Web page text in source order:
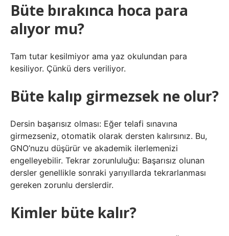
Büte bırakınca hoca para
alıyor mu?
Tam tutar kesilmiyor ama yaz okulundan para
kesiliyor. Çünkü ders veriliyor.
Büte kalıp girmezsek ne olur?
Dersin başarısız olması: Eğer telafi sınavına
girmezseniz, otomatik olarak dersten kalırsınız. Bu,
GNO’nuzu düşürür ve akademik ilerlemenizi
engelleyebilir. Tekrar zorunluluğu: Başarısız olunan
dersler genellikle sonraki yarıyıllarda tekrarlanması
gereken zorunlu derslerdir.
Kimler büte kalır?